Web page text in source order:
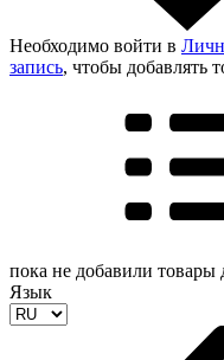
Необходимо войти в
запись, чтобы добавлять
пока не добавили товары
Язык